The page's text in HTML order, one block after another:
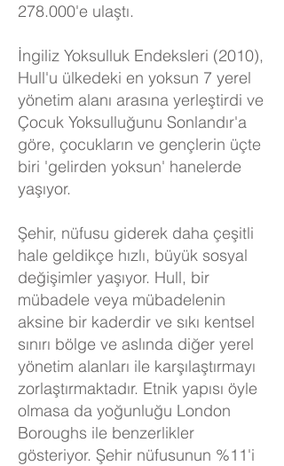
278.000'e ulaştı.
İngiliz Yoksulluk Endeksleri (2010),
Hull'u ülkedeki en yoksun 7 yerel
yönetim alanı arasına yerleştirdi ve
Çocuk Yoksulluğunu Sonlandır'a
göre, çocukların ve gençlerin üçte
biri 'gelirden yoksun' hanelerde
yaşıyor.
Şehir, nüfusu giderek daha çeşitli
hale geldikçe hızlı, büyük sosyal
değişimler yaşıyor. Hull, bir
mübadele veya mübadelenin
aksine bir kaderdir ve sıkı kentsel
sınırı bölge ve aslında diğer yerel
yönetim alanları ile karşılaştırmayı
zorlaştırmaktadır. Etnik yapısı öyle
olmasa da yoğunluğu London
Boroughs ile benzerlikler
gösteriyor. Şehir nüfusunun %11'i